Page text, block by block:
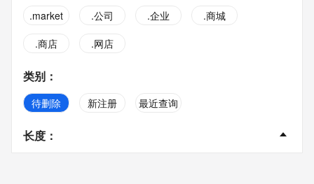
.market
.公司 .企业
.商城
.商店
.网店
类别 ：
待删除 新注册 最近查询
长度 ：